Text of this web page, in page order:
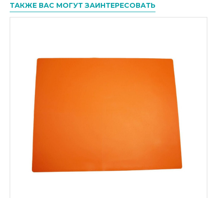
ТАКЖЕ ВАС МОГУТ ЗАИНТЕРЕСОВАТЬ